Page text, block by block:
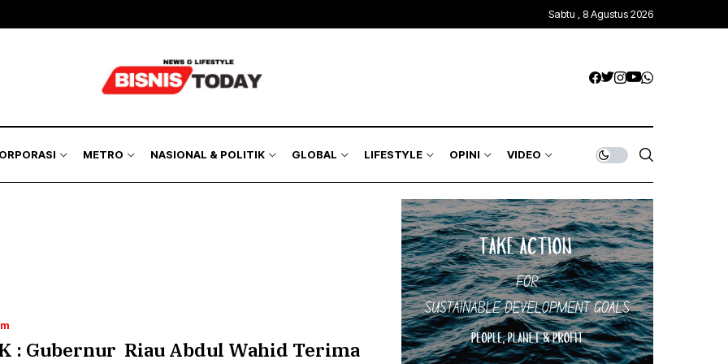
Sabtu , 8 Agustus 2026
METRO NASIONAL & POLITIK GLOBAL LIFESTYLE OPINI VIDEO
: Gubernur Riau Abdul Wahid Terima